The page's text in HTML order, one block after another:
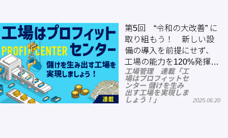
第5回 “令和の大改善” に
取り組もう！ 新しい設
備の導入を前提にせず、
工場の能力を120%発揮し
よう！
工場管理 連載「工
場はプロフィットセ
ンター 儲けを生み
出す工場を実現しま
しょう！」
2025.06.20